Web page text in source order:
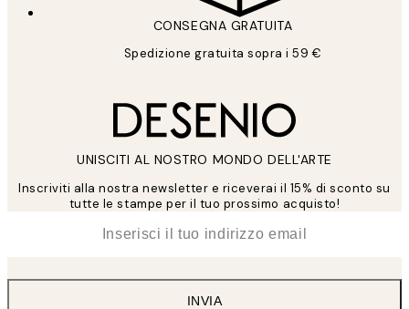
CONSEGNA GRATUITA
Spedizione gratuita sopra i 59 €
UNISCITI AL NOSTRO MONDO DELL'ARTE
Inscriviti alla nostra newsletter e riceverai il 15% di sconto su
tutte le stampe per il tuo prossimo acquisto!
INVIA